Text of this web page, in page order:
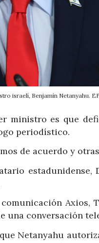
israelí, Benjamín Netanyahu.
ministro es que
periodístico.
de acuerdo y
una conversación
Netanyahu